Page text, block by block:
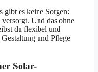
gibt es keine Sorgen:
Und das ohne
du flexibel und
und Pflege
Solar-